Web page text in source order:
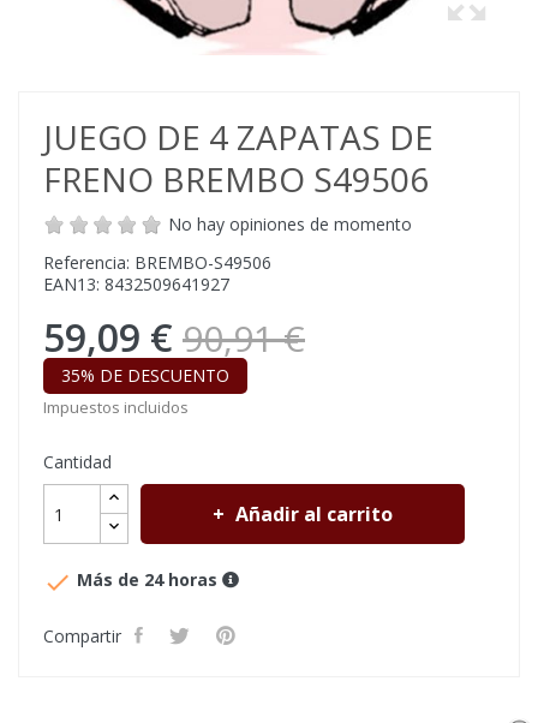
JUEGO DE 4 ZAPATAS DE
FRENO BREMBO S49506
No hay opiniones de momento
Referencia: BREMBO-S49506
EAN13: 8432509641927
59,09 € 90,91 €
35% DE DESCUENTO
Impuestos incluidos
Cantidad
Añadir al carrito
 Más de 24 horas
Compartir